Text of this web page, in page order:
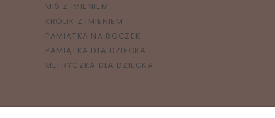
MIŚ Z IMIENIEM
KRÓLIK Z IMIENIEM
PAMIĄTKA NA ROCZEK
PAMIĄTKA DLA DZIECKA
METRYCZKA DLA DZIECKA